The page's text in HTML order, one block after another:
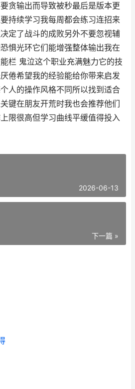
贪输出而导致被秒最后是版本更
持续学习我每周都会练习连招来
定了战斗的成败另外不要忽视辅
惧光环它们能增强整体输出我在
栏 鬼泣这个职业充满魅力它的技
倦希望我的经验能给你带来启发
人的操作风格不同所以找到适合
键在朋友开荒时我也会推荐他们
限很高但学习曲线平缓值得投入
2026-06-13
下一篇 »